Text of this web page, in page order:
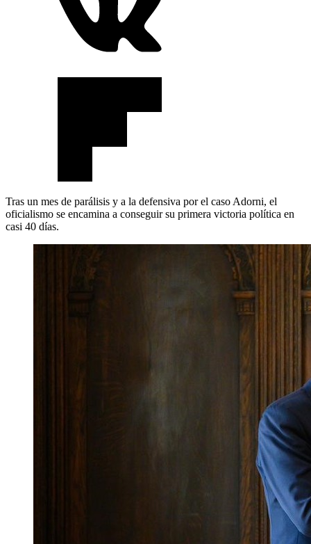
Tras un mes de parálisis y a la defensiva por el caso Adorni, el
oficialismo se encamina a conseguir su primera victoria política en
casi 40 días.